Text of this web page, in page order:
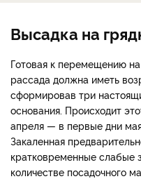
Высадка на
Готовая к перемещению
рассада должна иметь
сформировав три
основания. Происходит
апреля — в первые дни
Закаленная
кратковременные слабые
количестве посадочного